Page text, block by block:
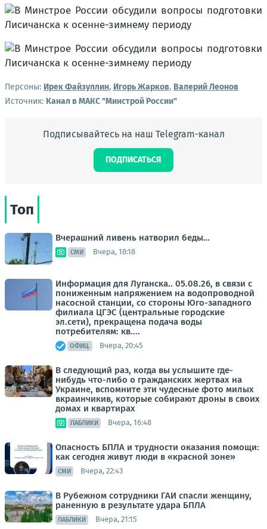
Персоны: Ирек Файзуллин, Игорь Жарков, Валерий Леонов
Источник: Канал в МАКС "Минстрой России"
Подписывайтесь на наш Telegram-канал
ПОДПИСАТЬСЯ
Топ
Вчерашний ливень натворил беды…
СМИ Вчера, 18:18
Информация для Луганска.. 05.08.26, в связи с
пониженным напряжением на водопроводной
насосной станции, со стороны Юго-западного
филиала ЦГЭС (центральные городские
эл.сети), прекращена подача воды
потребителям: кв....
ОФИЦ. Вчера, 20:45
В следующий раз, когда вы услышите где-
нибудь что-либо о гражданских жертвах на
Украине, вспомните эти чудесные фото милых
вкраинчикив, которые собирают дроны в своих
домах и квартирах
ПАБЛИКИ Вчера, 16:48
Опасность БПЛА и трудности оказания помощи:
как сегодня живут люди в «красной зоне»
СМИ Вчера, 22:43
В Рубежном сотрудники ГАИ спасли женщину,
раненную в результате удара БПЛА
ПАБЛИКИ Вчера, 21:15